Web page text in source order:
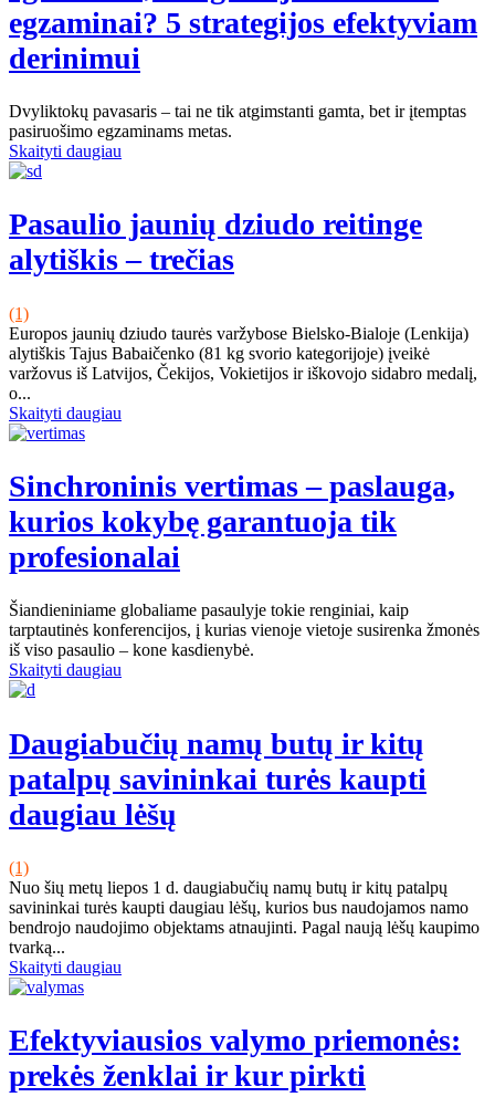
egzaminai? 5 strategijos efektyviam
derinimui
Dvyliktokų pavasaris – tai ne tik atgimstanti gamta, bet ir įtemptas
pasiruošimo egzaminams metas.
Skaityti daugiau
Pasaulio jaunių dziudo reitinge
alytiškis – trečias
(1)
Europos jaunių dziudo taurės varžybose Bielsko-Bialoje (Lenkija)
alytiškis Tajus Babaičenko (81 kg svorio kategorijoje) įveikė
varžovus iš Latvijos, Čekijos, Vokietijos ir iškovojo sidabro medalį,
o...
Skaityti daugiau
Sinchroninis vertimas – paslauga,
kurios kokybę garantuoja tik
profesionalai
Šiandieniniame globaliame pasaulyje tokie renginiai, kaip
tarptautinės konferencijos, į kurias vienoje vietoje susirenka žmonės
iš viso pasaulio – kone kasdienybė.
Skaityti daugiau
Daugiabučių namų butų ir kitų
patalpų savininkai turės kaupti
daugiau lėšų
(1)
Nuo šių metų liepos 1 d. daugiabučių namų butų ir kitų patalpų
savininkai turės kaupti daugiau lėšų, kurios bus naudojamos namo
bendrojo naudojimo objektams atnaujinti. Pagal naują lėšų kaupimo
tvarką...
Skaityti daugiau
Efektyviausios valymo priemonės:
prekės ženklai ir kur pirkti